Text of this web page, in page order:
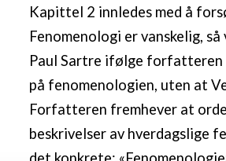
Kapittel 2 innledes med å
Fenomenologi er vanskelig,
Paul Sartre ifølge forfatteren
på fenomenologien, uten at
Forfatteren fremhever at
beskrivelser av hverdagslige